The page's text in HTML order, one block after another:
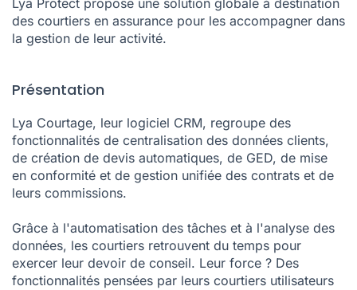
Lya Protect propose une solution globale à destination
des courtiers en assurance pour les accompagner dans
la gestion de leur activité.
Présentation
Lya Courtage, leur logiciel CRM, regroupe des
fonctionnalités de centralisation des données clients,
de création de devis automatiques, de GED, de mise
en conformité et de gestion unifiée des contrats et de
leurs commissions.
Grâce à l'automatisation des tâches et à l'analyse des
données, les courtiers retrouvent du temps pour
exercer leur devoir de conseil. Leur force ? Des
fonctionnalités pensées par leurs courtiers utilisateurs